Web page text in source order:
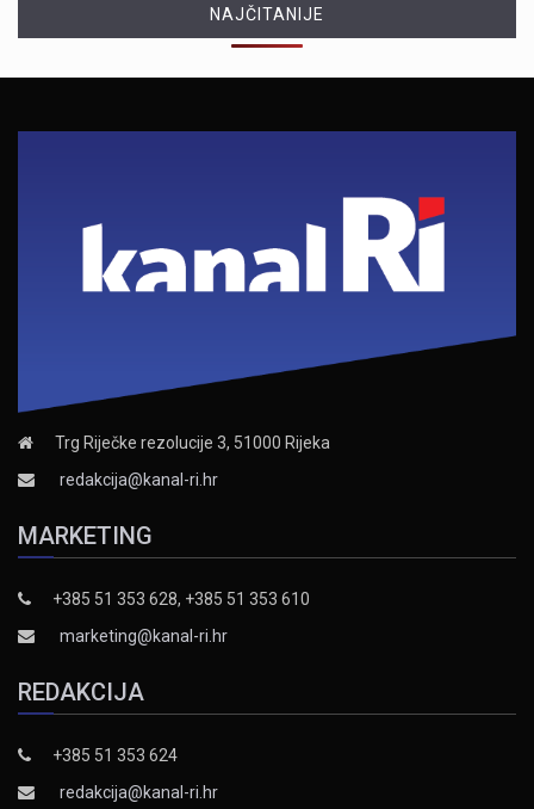
NAJČITANIJE
Trg Riječke rezolucije 3, 51000 Rijeka
redakcija@kanal-ri.hr
MARKETING
+385 51 353 628, +385 51 353 610
marketing@kanal-ri.hr
REDAKCIJA
+385 51 353 624
redakcija@kanal-ri.hr